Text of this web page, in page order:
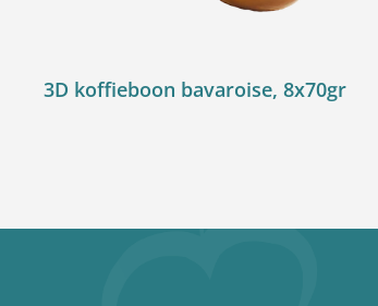
3D koffieboon bavaroise, 8x70gr